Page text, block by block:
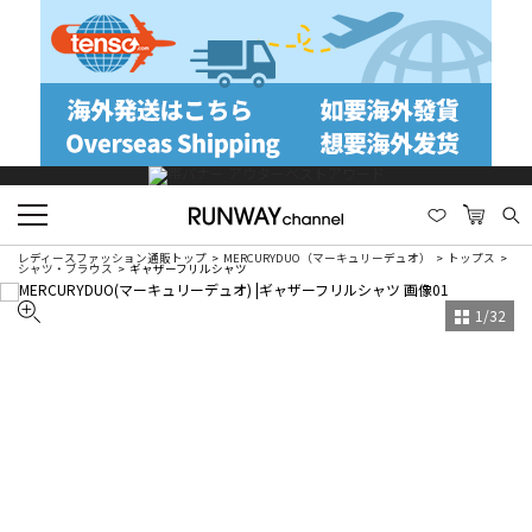
レディースファッション通販トップ MERCURYDUO（マーキュリーデュオ） トップス
シャツ・ブラウス ギャザーフリルシャツ
1 /32